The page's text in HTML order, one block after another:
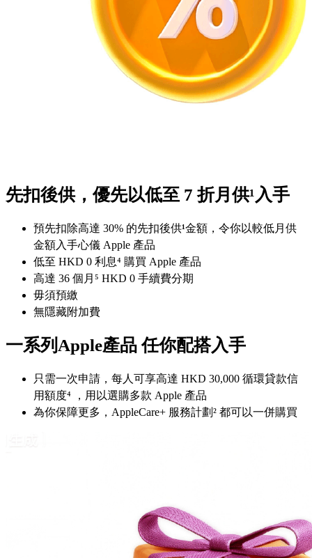
先扣後供，優先以低至 7 折月供¹入手
預先扣除高達 30% 的先扣後供¹金額，令你以較低月供
金額入手心儀 Apple 產品
低至 HKD 0 利息⁴ 購買 Apple 產品
高達 36 個月⁵ HKD 0 手續費分期
毋須預繳
無隱藏附加費
一系列Apple產品 任你配搭入手
只需一次申請，每人可享高達 HKD 30,000 循環貸款信
用額度⁴ ，用以選購多款 Apple 產品
為你保障更多，AppleCare+ 服務計劃² 都可以一併購買